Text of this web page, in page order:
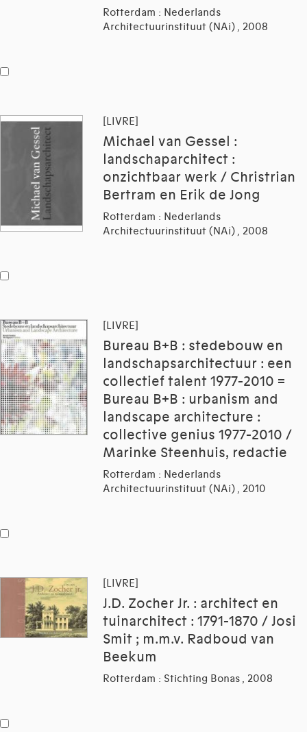
Rotterdam : Nederlands
Architectuurinstituut (NAi) , 2008
[LIVRE]
Michael van Gessel :
landschaparchitect :
onzichtbaar werk / Christrian
Bertram en Erik de Jong
Rotterdam : Nederlands
Architectuurinstituut (NAi) , 2008
[LIVRE]
Bureau B+B : stedebouw en
landschapsarchitectuur : een
collectief talent 1977-2010 =
Bureau B+B : urbanism and
landscape architecture :
collective genius 1977-2010 /
Marinke Steenhuis, redactie
Rotterdam : Nederlands
Architectuurinstituut (NAi) , 2010
[LIVRE]
J.D. Zocher Jr. : architect en
tuinarchitect : 1791-1870 / Josi
Smit ; m.m.v. Radboud van
Beekum
Rotterdam : Stichting Bonas , 2008